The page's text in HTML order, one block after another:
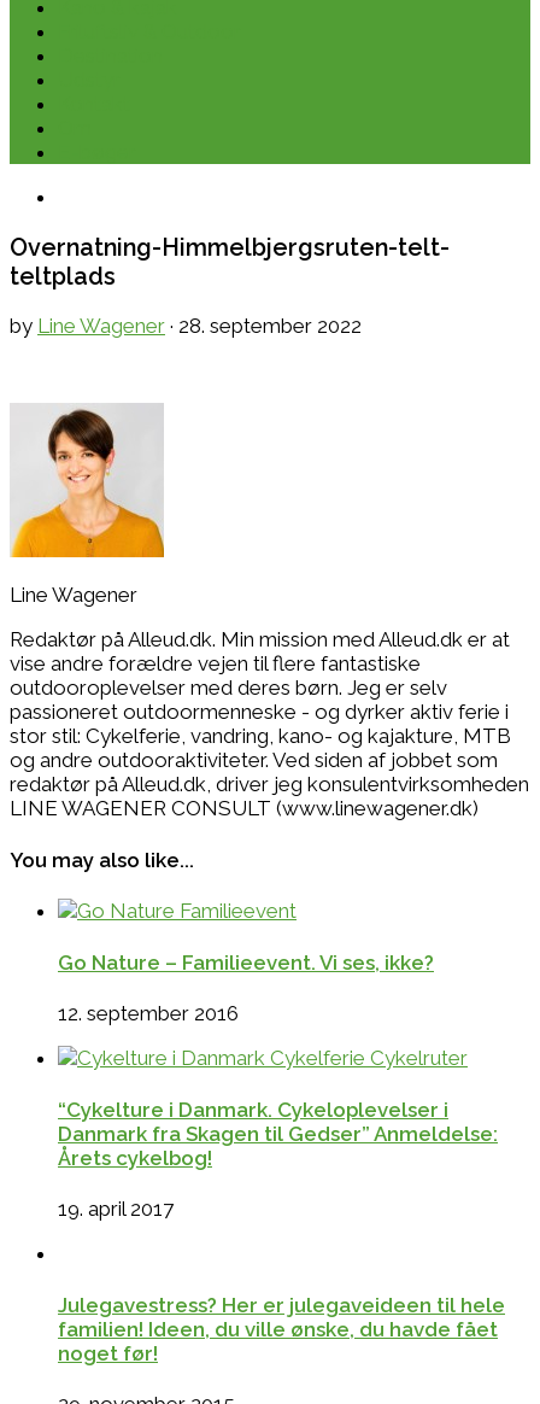
Overnatning-Himmelbjergsruten-telt-
teltplads
by Line Wagener · 28. september 2022
Line Wagener
Redaktør på Alleud.dk. Min mission med Alleud.dk er at
vise andre forældre vejen til flere fantastiske
outdooroplevelser med deres børn. Jeg er selv
passioneret outdoormenneske - og dyrker aktiv ferie i
stor stil: Cykelferie, vandring, kano- og kajakture, MTB
og andre outdooraktiviteter. Ved siden af jobbet som
redaktør på Alleud.dk, driver jeg konsulentvirksomheden
LINE WAGENER CONSULT (www.linewagener.dk)
You may also like...
Go Nature – Familieevent. Vi ses, ikke?
12. september 2016
“Cykelture i Danmark. Cykeloplevelser i
Danmark fra Skagen til Gedser” Anmeldelse:
Årets cykelbog!
19. april 2017
Julegavestress? Her er julegaveideen til hele
familien! Ideen, du ville ønske, du havde fået
noget før!